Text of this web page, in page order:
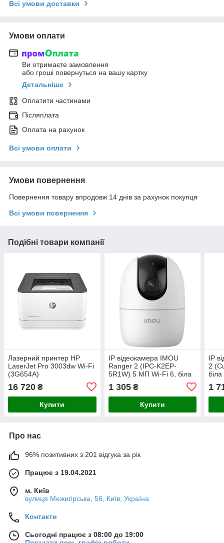
Всі умови доставки
Умови оплати
Ви отримаєте замовлення
або гроші повернуться на вашу картку
Детальніше
Оплатити частинами
Післяплата
Оплата на рахунок
Всі умови оплати
Умови повернення
Повернення товару впродовж 14 днів за рахунок покупця
Всі умови повернення
Подібні товари компанії
Лазерний принтер HP
LaserJet Pro 3003dw Wi-Fi
(3G654A)
16 720 ₴
Купити
IP відеокамера IMOU
Ranger 2 (IPC-K2EP-
5R1W) 5 МП Wi-Fi 6, біла
1 305₴
Купити
IP
2
біла
1
Про нас
96% позитивних з 201 відгука за рік
Працює з 19.04.2021
м. Київ
вулиця Межигірська, 56, Київ, Україна
Контакти
Сьогодні працює з 08:00 до 19:00